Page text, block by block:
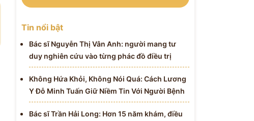
Tin nổi bật
Bác sĩ Nguyễn Thị Vân Anh: người mang tư
duy nghiên cứu vào từng phác đồ điều trị
Không Hứa Khỏi, Không Nói Quá: Cách Lương
Y Đỗ Minh Tuấn Giữ Niềm Tin Với Người Bệnh
Bác sĩ Trần Hải Long: Hơn 15 năm khám, điều